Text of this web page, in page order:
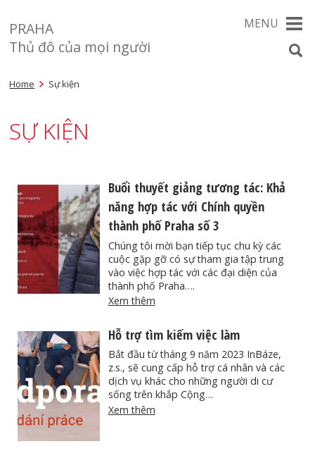
PRAHA
Thủ đô của mọi người
MENU
Home Sự kiện
SỰ KIỆN
Buổi thuyết giảng tương tác: Khả
năng hợp tác với Chính quyền
thành phố Praha số 3
Chúng tôi mời bạn tiếp tục chu kỳ các
cuộc gặp gỡ có sự tham gia tập trung
vào việc hợp tác với các đại diện của
thành phố Praha….
Xem thêm
Hỗ trợ tìm kiếm việc làm
Bắt đầu từ tháng 9 năm 2023 InBáze,
z.s., sẽ cung cấp hỗ trợ cá nhân và các
dịch vụ khác cho những người di cư
sống trên khắp Cộng…
Xem thêm